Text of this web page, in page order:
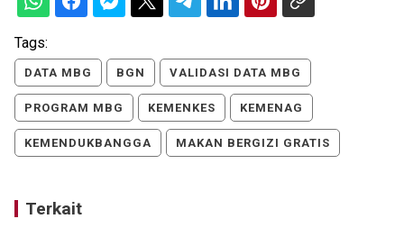
Tags:
DATA MBG BGN VALIDASI DATA MBG
PROGRAM MBG KEMENKES KEMENAG
KEMENDUKBANGGA MAKAN BERGIZI GRATIS
Terkait